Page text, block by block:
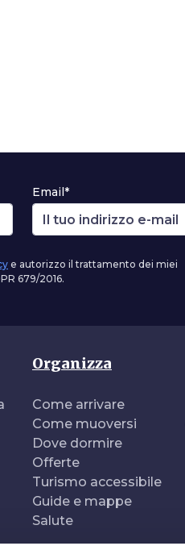
Email*
e autorizzo il trattamento dei miei
679/2016.
Organizza
Come arrivare
Come muoversi
Dove dormire
Offerte
Turismo accessibile
Guide e mappe
Salute